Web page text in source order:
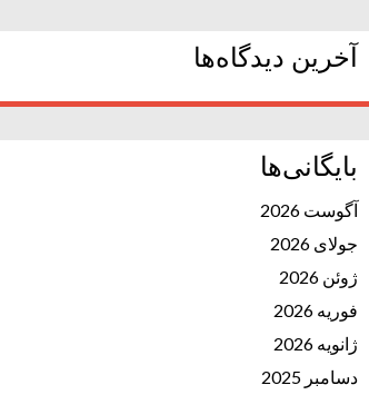
آخرین دیدگاه‌ها
بایگانی‌ها
آگوست 2026
جولای 2026
ژوئن 2026
فوریه 2026
ژانویه 2026
دسامبر 2025